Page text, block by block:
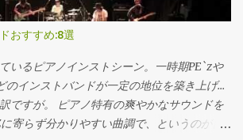
のメーカー。 DAMAGEを始めプロも多く使
ります。 DAMAGE、AEON、GRAVITY、
など 劇伴、シネマティック系シンセ
はサマーセールとして50％オフの
だKomp...
ってるだけで大体の操作方法が分かってし
りしまぜんか？？ 浅倉大介氏曰くシンセの
まで読め！との事でした。 これの理由とし
ロッパーの説明書に多いのですが、その機
しい所、Tipsまで書いてある物も多くある
一つは思わぬ機能などからインスピレーシ
ら、という事。シーケンサーで敢えてプロ
おすすめ:8選
いるピアノインストシーン。一時期PE`zや
のインストバンドが一定の地位を築き上げ…
ですが。 ピアノ特有の爽やかなサウンドを
寄らず分かりやすい曲調で、というのが日